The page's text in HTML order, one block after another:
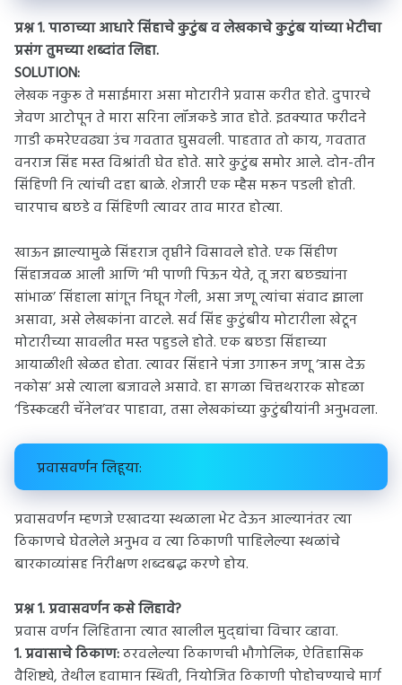
प्रश्न 1. पाठाच्या आधारे सिंहाचे कुटुंब व लेखकाचे कुटुंब यांच्या भेटीचा
प्रसंग तुमच्या शब्दांत लिहा.
SOLUTION:
लेखक नकुरू ते मसाईमारा असा मोटारीने प्रवास करीत होते. दुपारचे
जेवण आटोपून ते मारा सरिना लॉजकडे जात होते. इतक्यात फरीदने
गाडी कमरेएवढ्या उंच गवतात घुसवली. पाहतात तो काय, गवतात
वनराज सिंह मस्त विश्रांती घेत होते. सारे कुटुंब समोर आले. दोन-तीन
सिंहिणी नि त्यांची दहा बाळे. शेजारी एक म्हैस मरून पडली होती.
चारपाच बछडे व सिंहिणी त्यावर ताव मारत होत्या.
खाऊन झाल्यामुळे सिंहराज तृप्तीने विसावले होते. एक सिंहीण
सिंहाजवळ आली आणि ‘मी पाणी पिऊन येते, तू जरा बछड्यांना
सांभाळ’ सिंहाला सांगून निघून गेली, असा जणू त्यांचा संवाद झाला
असावा, असे लेखकांना वाटले. सर्व सिंह कुटुंबीय मोटारीला खेटून
मोटारीच्या सावलीत मस्त पहुडले होते. एक बछडा सिंहाच्या
आयाळीशी खेळत होता. त्यावर सिंहाने पंजा उगारून जणू ‘त्रास देऊ
नकोस’ असे त्याला बजावले असावे. हा सगळा चित्तथरारक सोहळा
‘डिस्कव्हरी चॅनेल’वर पाहावा, तसा लेखकांच्या कुटुंबीयांनी अनुभवला.
प्रवासवर्णन लिहूया:
प्रवासवर्णन म्हणजे एखादया स्थळाला भेट देऊन आल्यानंतर त्या
ठिकाणचे घेतलेले अनुभव व त्या ठिकाणी पाहिलेल्या स्थळांचे
बारकाव्यांसह निरीक्षण शब्दबद्ध करणे होय.
प्रश्न 1. प्रवासवर्णन कसे लिहावे?
प्रवास वर्णन लिहिताना त्यात खालील मुद्द्यांचा विचार व्हावा.
1. प्रवासाचे ठिकाण:ठरवलेल्या ठिकाणची भौगोलिक, ऐतिहासिक
वैशिष्ट्ये, तेथील हवामान स्थिती, नियोजित ठिकाणी पोहोचण्याचे मार्ग